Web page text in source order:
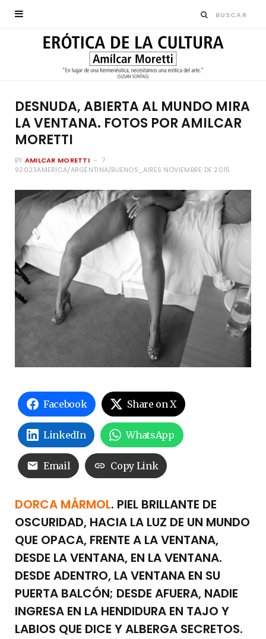
DESNUDA, ABIERTA AL MUNDO MIRA
LA VENTANA. FOTOS POR AMILCAR
MORETTI
BY AMILCAR MORETTI
7
92023AMERICA/ARGENTINA/BUENOS_AIRES NOVIEMBRE DE 2015
Facebook Share on X
LinkedIn WhatsApp
Email Copy Link
DORCA MÁRMOL. PIEL BRILLANTE DE
OSCURIDAD, HACIA LA LUZ DE UN MUNDO
QUE OPACA, FRENTE A LA VENTANA,
DESDE LA VENTANA, EN LA VENTANA.
DESDE ADENTRO, LA VENTANA EN SU
PUERTA BALCÓN; DESDE AFUERA, NADIE
INGRESA EN LA HENDIDURA EN TAJO Y
LABIOS QUE DICE Y ALBERGA SECRETOS.